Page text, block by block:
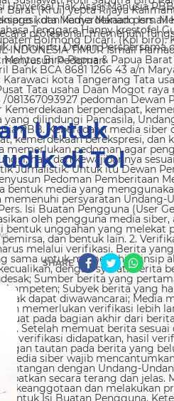
Hak Asasi Manusia
dan kemerdekaan pers.
profesional, memenuhi
Untuk itu Dewan Persbersama
Pedoman
Untuk
di Tol
SHARE